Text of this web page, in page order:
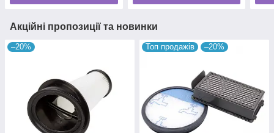
Акційні пропозиції та новинки
–20% Топ продажів –20%